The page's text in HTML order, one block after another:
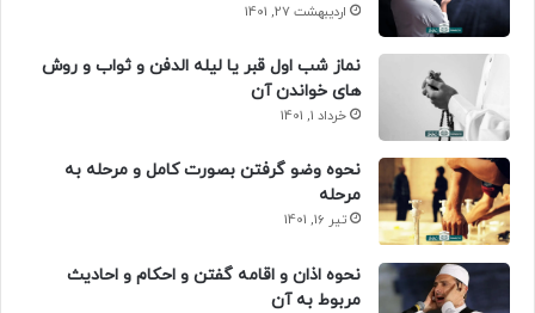
اردیبهشت 27, 1401
نماز شب اول قبر یا لیله الدفن و ثواب و روش
های خواندن آن
خرداد 1, 1401
نحوه وضو گرفتن بصورت کامل و مرحله به
مرحله
تیر 16, 1401
نحوه اذان و اقامه گفتن و احکام و احادیث
مربوط به آن